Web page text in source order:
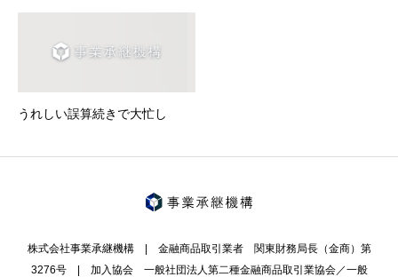
うれしい誤算続きで大忙し
株式会社事業承継機構 | 金融商品取引業者 関東財務局長（金商）第
3276号 | 加入協会 一般社団法人第二種金融商品取引業協会／一般